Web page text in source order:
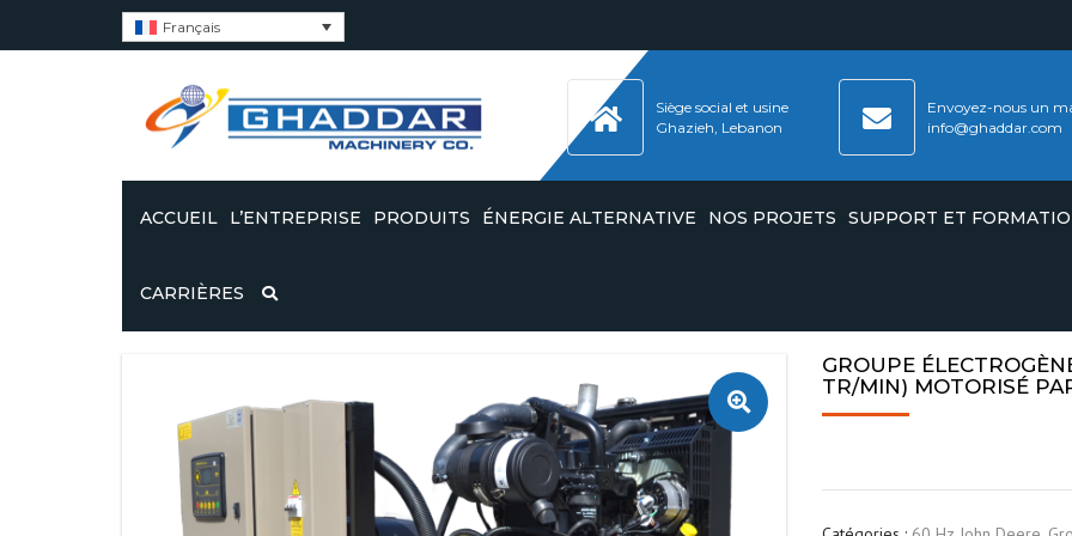
Français
Siège social et usine
Ghazieh, Lebanon
Envoyez-nous un
info@ghaddar.com
ACCUEIL L’ENTREPRISE
À PROPOS DE NOUS
CERTIFICAT ISO45001
CERTIFICAT ISO14001
CERTIFICAT ISO8528
CERTIFICATION D’ENGAGEMENT
ESG
POLITIQUE ESG
RAPPORT ESG 2023
CODE DE CONDUITE DE
GHADDAR
PRODUITS
KUBOTA
GROUPES ÉLECTROGÈNES
GHADDAR MOTORISÉS PAR
JOHN DEERE
GROUPES ÉLECTROGÈNES
GHADDAR ALIMENTÉS PAR
ÉNERGIE ALTERNATIVE NOS PROJETS SUPPORT ET
CARRIÈRES
GROUPE
TR/MIN) MOTORISÉ